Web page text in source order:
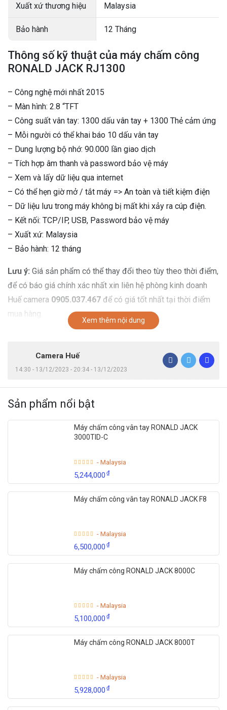
Xuất xứ thương hiệu Malaysia
Bảo hành 12 Tháng
Thông số kỹ thuật của máy chấm công
RONALD JACK RJ1300
– Công nghệ mới nhất 2015
– Màn hình: 2.8 “TFT
– Công suất vân tay: 1300 dấu vân tay + 1300 Thẻ cảm ứng
– Mỗi người có thể khai báo 10 dấu vân tay
– Dung lượng bộ nhớ: 90.000 lần giao dịch
– Tích hợp âm thanh và password bảo vệ máy
– Xem và lấy dữ liệu qua internet
– Có thể hẹn giờ mở / tắt máy => An toàn và tiết kiệm điện
– Dữ liệu lưu trong máy không bị mất khi xảy ra cúp điện.
– Kết nối: TCP/IP, USB, Password bảo vệ máy
– Xuất xứ: Malaysia
– Bảo hành: 12 tháng
Lưu ý: Giá sản phẩm có thể thay đổi theo tùy theo thời điểm,
để có báo giá chính xác nhất xin liên hệ phòng kinh doanh
Huế camera 0905.037.467 để có giá tốt nhất tại thời điểm
mua hàng.
Xem thêm nội dung
Camera Huế
14:30 - 13/12/2023 - 20:34 - 13/12/2023
Sản phẩm nổi bật
Máy chấm công vân tay RONALD JACK
3000TID-C
- Malaysia
5,244,000₫
Máy chấm công vân tay RONALD JACK F8
- Malaysia
6,500,000₫
Máy chấm công RONALD JACK 8000C
- Malaysia
5,100,000₫
Máy chấm công RONALD JACK 8000T
- Malaysia
5,928,000₫